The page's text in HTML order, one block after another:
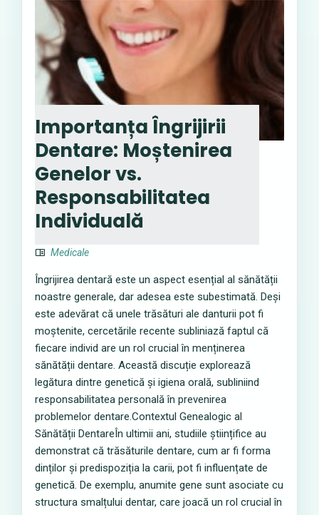
Importanța Îngrijirii
Dentare: Moștenirea
Genelor vs.
Responsabilitatea
Individuală
Medicale
Îngrijirea dentară este un aspect esențial al sănătății
noastre generale, dar adesea este subestimată. Deși
este adevărat că unele trăsături ale danturii pot fi
moștenite, cercetările recente subliniază faptul că
fiecare individ are un rol crucial în menținerea
sănătății dentare. Această discuție explorează
legătura dintre genetică și igiena orală, subliniind
responsabilitatea personală în prevenirea
problemelor dentare.Contextul Genealogic al
Sănătății DentareÎn ultimii ani, studiile științifice au
demonstrat că trăsăturile dentare, cum ar fi forma
dinților și predispoziția la carii, pot fi influențate de
genetică. De exemplu, anumite gene sunt asociate cu
structura smalțului dentar, care joacă un rol crucial în